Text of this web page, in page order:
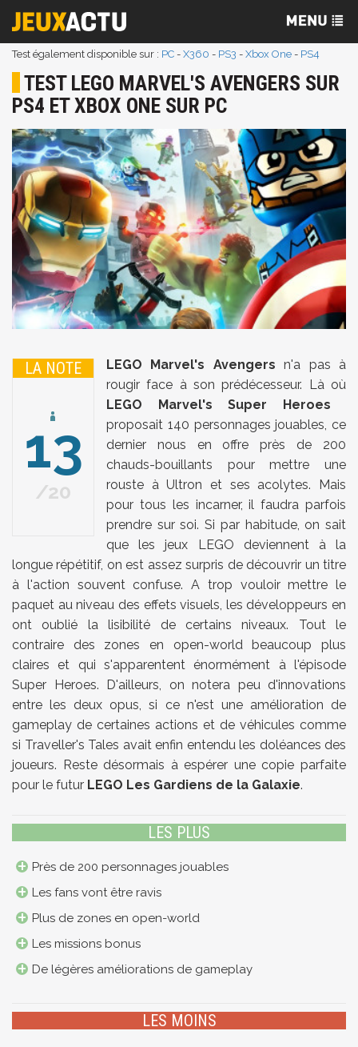
Test également disponible sur : PC - X360 - PS3 - Xbox One - PS4
TEST LEGO MARVEL'S AVENGERS SUR
PS4 ET XBOX ONE SUR PC
LA NOTE
13
20
LEGO Marvel's Avengers n'a pas à
rougir face à son prédécesseur. Là où
LEGO Marvel's Super Heroes
proposait 140 personnages jouables, ce
dernier nous en offre près de 200
chauds-bouillants pour mettre une
rouste à Ultron et ses acolytes. Mais
pour tous les incarner, il faudra parfois
prendre sur soi. Si par habitude, on sait
que les jeux LEGO deviennent à la
longue répétitif, on est assez surpris de découvrir un titre
à l'action souvent confuse. A trop vouloir mettre le
paquet au niveau des effets visuels, les développeurs en
ont oublié la lisibilité de certains niveaux. Tout le
contraire des zones en open-world beaucoup plus
claires et qui s'apparentent énormément à l'épisode
Super Heroes. D'ailleurs, on notera peu d'innovations
entre les deux opus, si ce n'est une amélioration de
gameplay de certaines actions et de véhicules comme
si Traveller's Tales avait enfin entendu les doléances des
joueurs. Reste désormais à espérer une copie parfaite
pour le futur LEGO Les Gardiens de la Galaxie.
LES PLUS
Près de 200 personnages jouables
Les fans vont être ravis
Plus de zones en open-world
Les missions bonus
De légères améliorations de gameplay
LES MOINS